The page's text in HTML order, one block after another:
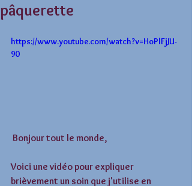
pâquerette
https://www.youtube.com/watch?v=HoPlFjJU-
90
Bonjour tout le monde,
Voici une vidéo pour expliquer
brièvement un soin que j'utilise en